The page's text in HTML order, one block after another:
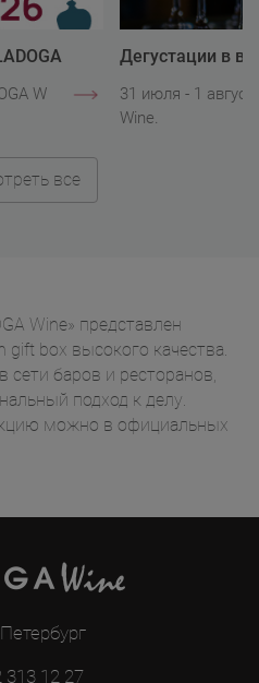
Wine.
Дегустации в
31 июля - 1
Wine.
все
Wine» представлен
gift box высокого качества.
сети баров и ресторанов,
подход к делу.
можно в официальных
313 12 27